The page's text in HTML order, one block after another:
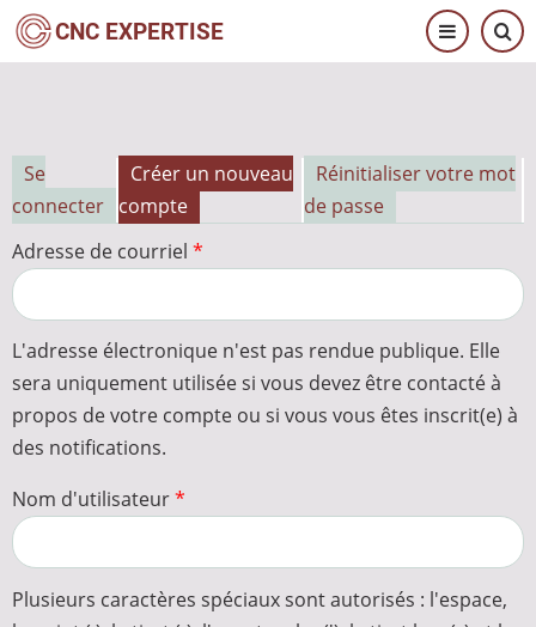
Aller
au
CNC EXPERTISE
Onglets
principaux
Se
connecter
Créer un nouveau
compte
Réinitialiser votre mot
de passe
Adresse de courriel
L'adresse électronique n'est pas rendue publique. Elle
sera uniquement utilisée si vous devez être contacté à
propos de votre compte ou si vous vous êtes inscrit(e) à
des notifications.
Nom d'utilisateur
Plusieurs caractères spéciaux sont autorisés : l'espace,